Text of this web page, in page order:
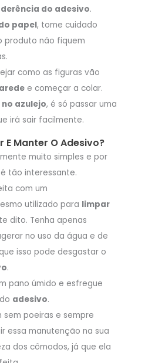
do adesivo.
papel, tome cuidado
produto não fiquem
como as figuras vão
e começar a colar.
azulejo, é só passar uma
irá sair facilmente.
E Manter O Adesivo?
muito simples e por
tão interessante.
com um
utilizado para limpar
dito. Tenha apenas
no uso da água e de
isso pode desgastar o
.
pano úmido e esfregue
adesivo.
sem poeiras e sempre
essa manutenção na sua
dos cômodos, já que ela